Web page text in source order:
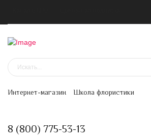
Интернет-магазин Школа флористики
8 (800) 775-53-13